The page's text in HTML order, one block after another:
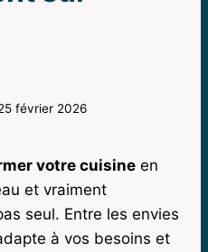
février 2026
votre cuisine en
et vraiment
seul. Entre les envies
à vos besoins et